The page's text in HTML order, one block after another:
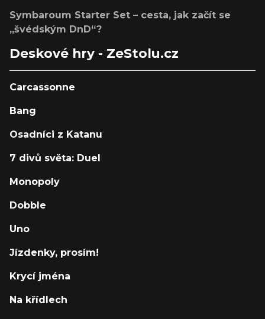
Symbaroum Starter Set – cesta, jak začít se
„švédským DnD“?
Deskové hry - ZeStolu.cz
Carcassonne
Bang
Osadníci z Katanu
7 divů světa: Duel
Monopoly
Dobble
Uno
Jízdenky, prosím!
Krycí jména
Na křídlech